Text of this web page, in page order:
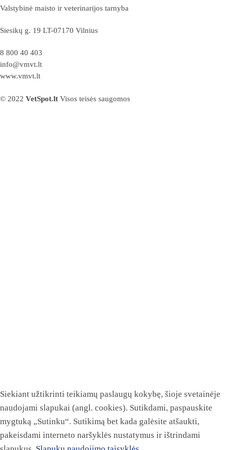
Valstybinė maisto ir veterinarijos tarnyba
Siesikų g. 19 LT-07170 Vilnius
8 800 40 403
info@vmvt.lt
www.vmvt.lt
© 2022 VetSpot.lt Visos teisės saugomos
Siekiant užtikrinti teikiamų paslaugų kokybę, šioje svetainėje
naudojami slapukai (angl. cookies). Sutikdami, paspauskite
mygtuką „Sutinku“. Sutikimą bet kada galėsite atšaukti,
pakeisdami interneto naršyklės nustatymus ir ištrindami